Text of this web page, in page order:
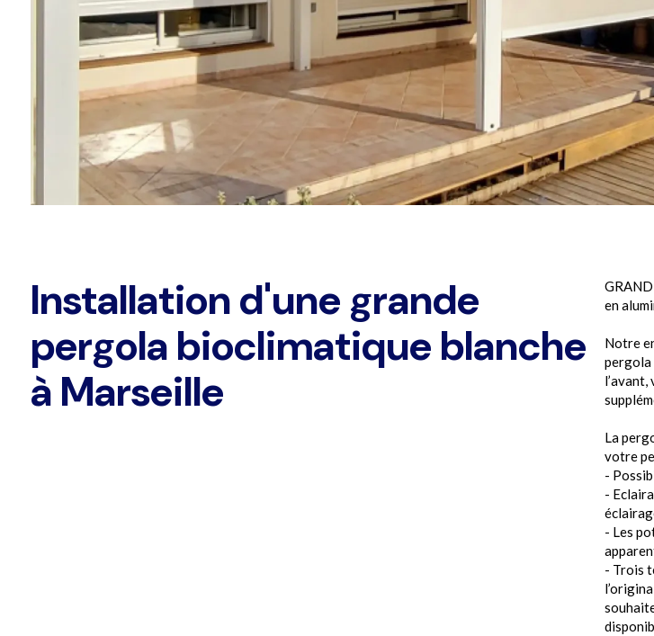
Installation d'une grande
pergola bioclimatique blanche
à Marseille
en
Notre
pergola
La
votre
-
-
- Les
- Trois